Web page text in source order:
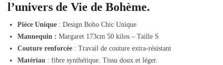
l’univers de Vie de Bohème.
Pièce Unique : Design Boho Chic Unique
Mannequin : Margaret 173cm 50 kilos – Taille S
Couture renforcée : Travail de couture extra-résistant
Matériau : fibre synthétique. Tissu doux et léger.